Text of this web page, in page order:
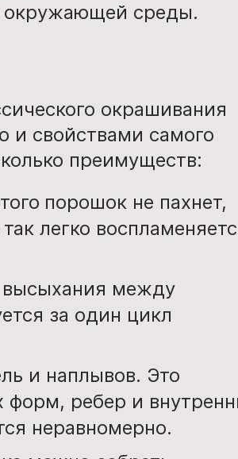
окружающей среды.
окрашивания
и свойствами самого
преимуществ:
порошок не пахнет,
легко
между
за один цикл
и наплывов. Это
форм, ребер и
неравномерно.